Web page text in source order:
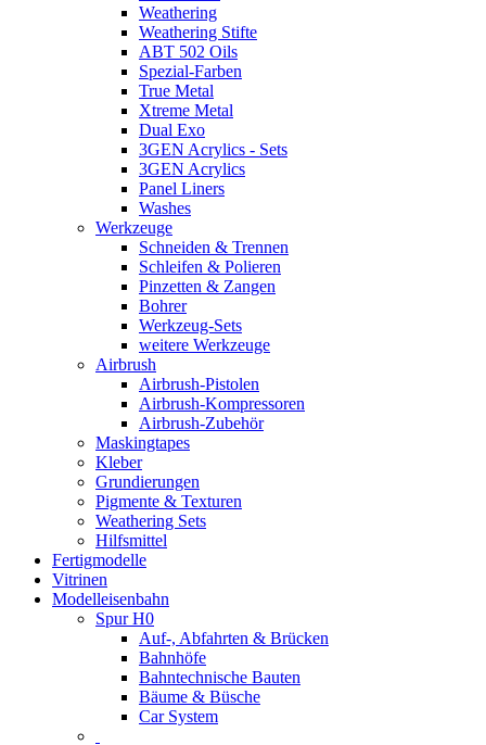
Weathering
Weathering Stifte
ABT 502 Oils
Spezial-Farben
True Metal
Xtreme Metal
Dual Exo
3GEN Acrylics - Sets
3GEN Acrylics
Panel Liners
Washes
Werkzeuge
Schneiden & Trennen
Schleifen & Polieren
Pinzetten & Zangen
Bohrer
Werkzeug-Sets
weitere Werkzeuge
Airbrush
Airbrush-Pistolen
Airbrush-Kompressoren
Airbrush-Zubehör
Maskingtapes
Kleber
Grundierungen
Pigmente & Texturen
Weathering Sets
Hilfsmittel
Fertigmodelle
Vitrinen
Modelleisenbahn
Spur H0
Auf-, Abfahrten & Brücken
Bahnhöfe
Bahntechnische Bauten
Bäume & Büsche
Car System